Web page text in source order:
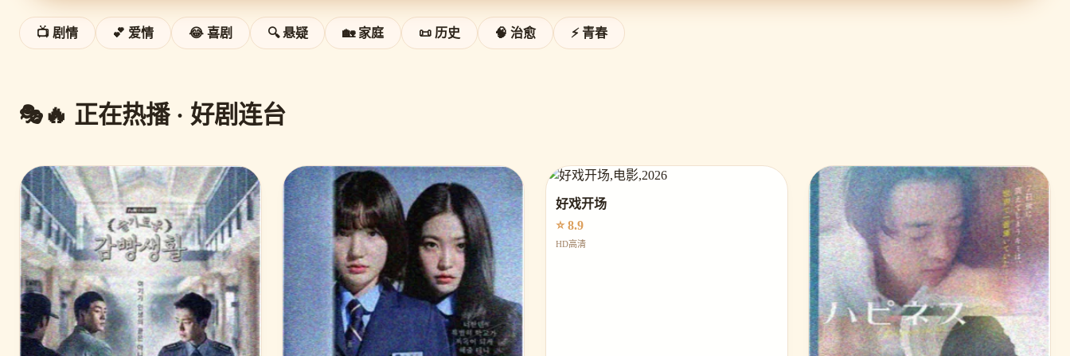
📺 剧情 💕 爱情 😂 喜剧 🔍 悬疑 🏡 家庭 📜 历史 🧠 治愈 ⚡ 青春
🔥 正在热播 · 好剧连台
好戏开场
⭐ 8.9
HD高清